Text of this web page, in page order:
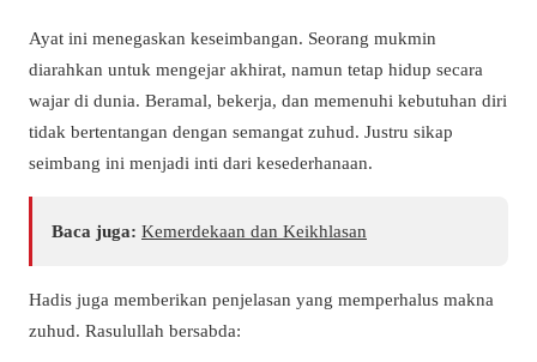
Ayat ini menegaskan keseimbangan. Seorang mukmin
diarahkan untuk mengejar akhirat, namun tetap hidup secara
wajar di dunia. Beramal, bekerja, dan memenuhi kebutuhan diri
tidak bertentangan dengan semangat zuhud. Justru sikap
seimbang ini menjadi inti dari kesederhanaan.
Baca juga: Kemerdekaan dan Keikhlasan
Hadis juga memberikan penjelasan yang memperhalus makna
zuhud. Rasulullah bersabda: